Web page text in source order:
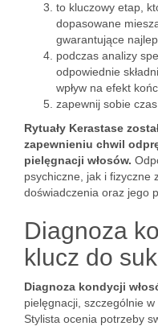
to kluczowy etap,
dopasowane
gwarantujące
podczas analizy
odpowiednie
wpływ na efekt
zapewnij sobie
Rytuały Kerastase
zapewnieniu chwil
pielęgnacji włosów.
psychiczne, jak i fizyczne
doświadczenia oraz jego
Diagnoza
klucz do
Diagnoza kondycji
pielęgnacji, szczególnie w
Stylista ocenia potrzeby